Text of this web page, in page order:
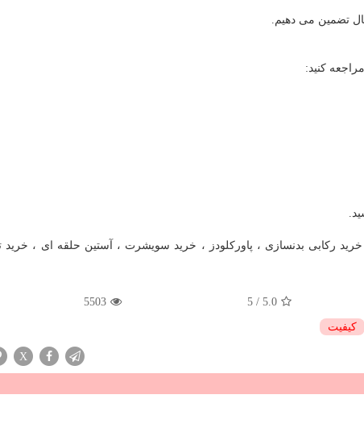
تضمین می دهیم.
کنید:
رکابی بدنسازی ، پاورکلودز ، خرید سویشرت ، آستین حلقه ای ، خرید
5.0
/
5
5503
كیفیت
X